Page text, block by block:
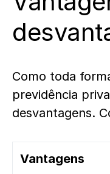
Como toda
previdência
desvantagens.
Vantagens